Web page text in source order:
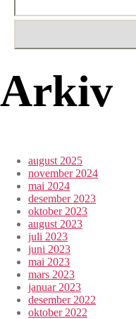
Arkiv
august 2025
november 2024
mai 2024
desember 2023
oktober 2023
august 2023
juli 2023
juni 2023
mai 2023
mars 2023
januar 2023
desember 2022
oktober 2022